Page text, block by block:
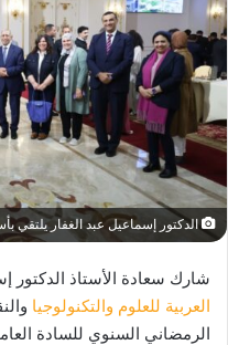
الدكتور إسماعيل عبد الغفار يلتقي
شارك سعادة الأستاذ الدكتور
العربية للعلوم والتكنولوجيا
الرمضاني السنوي للسادة